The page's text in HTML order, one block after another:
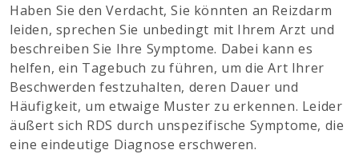
Haben Sie den Verdacht, Sie könnten an Reizdarm
leiden, sprechen Sie unbedingt mit Ihrem Arzt und
beschreiben Sie Ihre Symptome. Dabei kann es
helfen, ein Tagebuch zu führen, um die Art Ihrer
Beschwerden festzuhalten, deren Dauer und
Häufigkeit, um etwaige Muster zu erkennen. Leider
äußert sich RDS durch unspezifische Symptome, die
eine eindeutige Diagnose erschweren.